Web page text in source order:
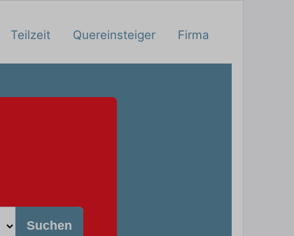
Teilzeit Quereinsteiger Firma
Suchen